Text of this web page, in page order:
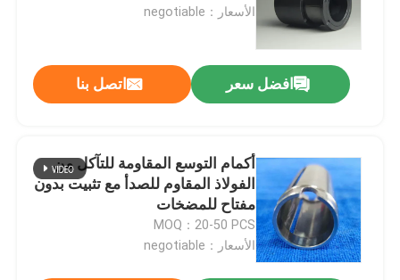
الأسعار：negotiable
افضل سعر اتصل بنا
أكمام التوسع المقاومة للتآكل من
الفولاذ المقاوم للصدأ مع تثبيت بدون
مفتاح للمضخات
MOQ：20-50 PCS
الأسعار：negotiable